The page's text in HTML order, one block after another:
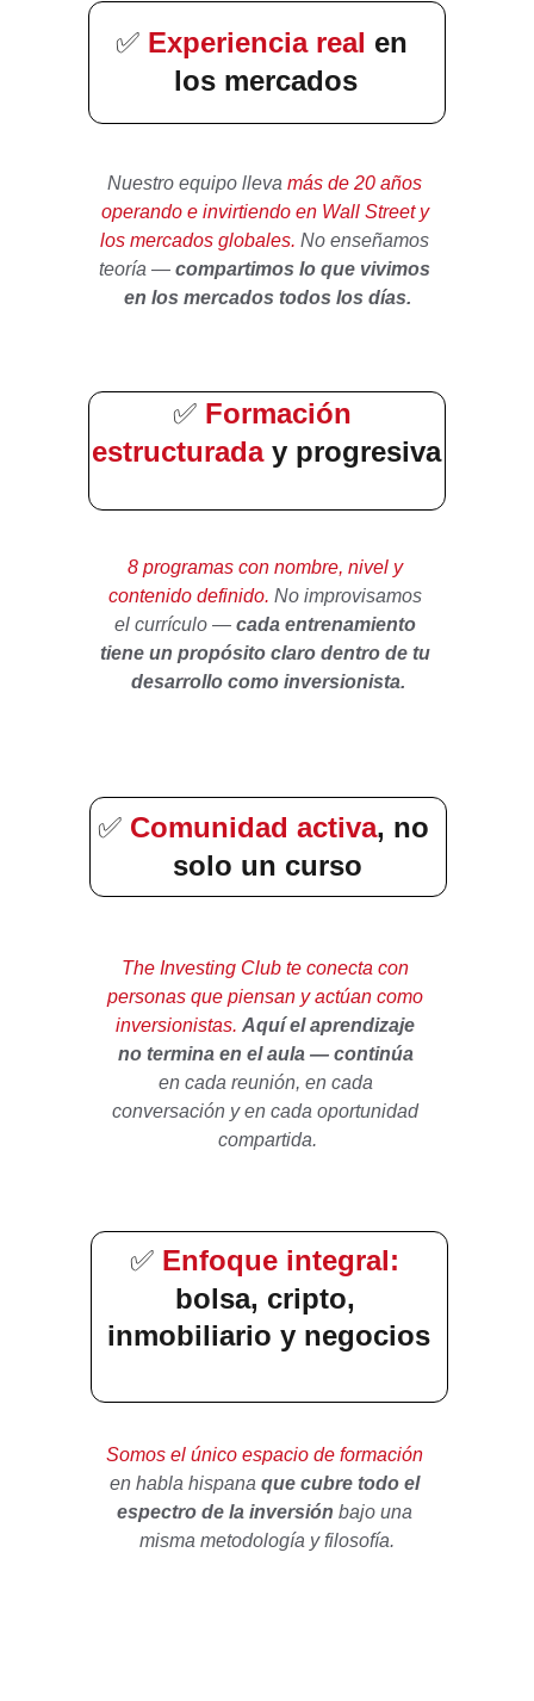
✅ Experiencia real en
los mercados
✅ Formación
estructurada y progresiva
✅ Enfoque integral:
bolsa, cripto,
inmobiliario y negocios
✅ Comunidad activa, no
solo un curso
Nuestro equipo lleva más de 20 años
operando e invirtiendo en Wall Street y
los mercados globales. No enseñamos
teoría — compartimos lo que vivimos
en los mercados todos los días.
8 programas con nombre, nivel y
contenido definido. No improvisamos
el currículo — cada entrenamiento
tiene un propósito claro dentro de tu
desarrollo como inversionista.
The Investing Club te conecta con
personas que piensan y actúan como
inversionistas. Aquí el aprendizaje
no termina en el aula — continúa
en cada reunión, en cada
conversación y en cada oportunidad
compartida.
Somos el único espacio de formación
en habla hispana que cubre todo el
espectro de la inversión bajo una
misma metodología y filosofía.